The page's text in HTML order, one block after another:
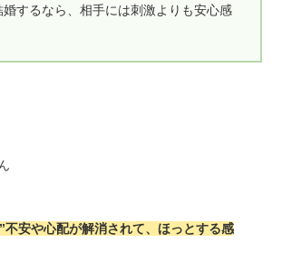
するなら、相手には刺激よりも安心感
”不安や心配が解消されて、ほっとする感